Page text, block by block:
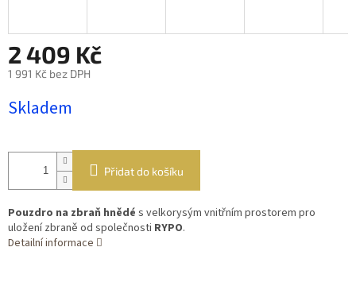
2 409 Kč
1 991 Kč bez DPH
cena:
Skladem
Přidat do košíku
Pouzdro na zbraň hnědé s velkorysým vnitřním prostorem pro
uložení zbraně od společnosti RYPO.
Detailní informace